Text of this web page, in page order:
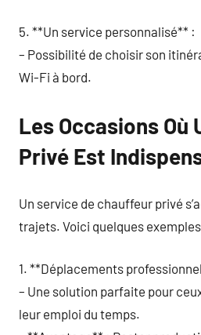
5. **Un service personnalisé** :
– Possibilité de choisir son
Wi-Fi à bord.
Les Occasions Où
Privé Est
Un service de chauffeur privé
trajets. Voici quelques
1. **Déplacements
– Une solution parfaite pour
leur emploi du temps.